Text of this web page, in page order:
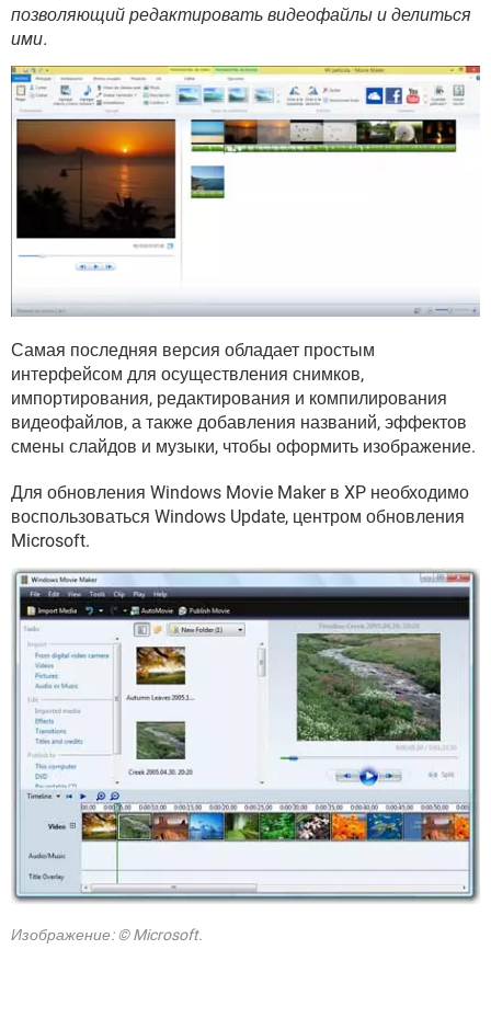
GOOGLE
YANDEX
позволяющий редактировать видеофайлы и делиться
ими.
Самая последняя версия обладает простым
интерфейсом для осуществления снимков,
импортирования, редактирования и компилирования
видеофайлов, а также добавления названий, эффектов
смены слайдов и музыки, чтобы оформить изображение.
Для обновления Windows Movie Maker в XP необходимо
воспользоваться Windows Update, центром обновления
Microsoft.
Изображение: © Microsoft.